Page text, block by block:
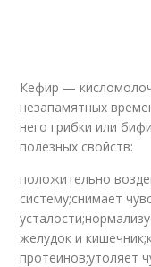
Кефир —
незапамятных
него грибки или
полезных свойств:
положительно
систему;снимает
желудок и
протеинов;утоляет